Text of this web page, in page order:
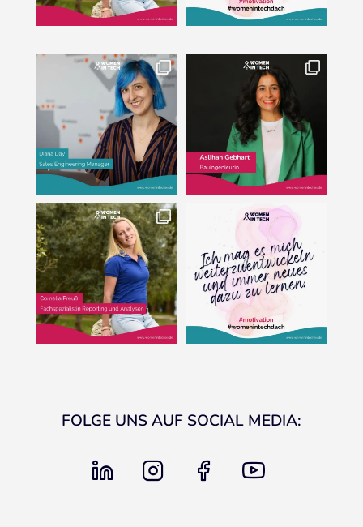
FOLGE UNS AUF SOCIAL MEDIA:
linkedin instagram